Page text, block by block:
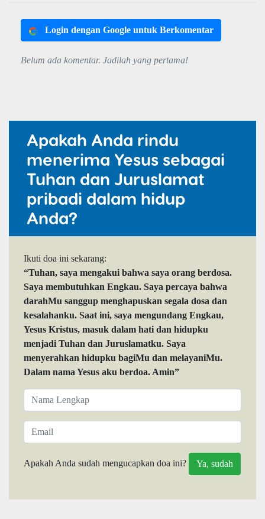
Login dengan Google untuk Berkomentar
Belum ada komentar. Jadilah yang pertama!
Apakah Anda rindu
menerima Yesus sebagai
Tuhan dan Juruslamat
pribadi dalam hidup
Anda?
Ikuti doa ini sekarang:
“Tuhan, saya mengakui bahwa saya orang berdosa.
Saya membutuhkan Engkau. Saya percaya bahwa
darahMu sanggup menghapuskan segala dosa dan
kesalahanku. Saat ini, saya mengundang Engkau,
Yesus Kristus, masuk dalam hati dan hidupku
menjadi Tuhan dan Juruslamatku. Saya
menyerahkan hidupku bagiMu dan melayaniMu.
Dalam nama Yesus aku berdoa. Amin”
Apakah Anda sudah mengucapkan doa ini?